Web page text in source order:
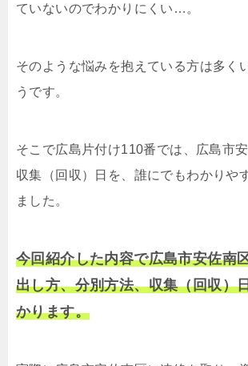
ていないのでわかりにくい…。
そのような悩みを抱えている方は多く
うです。
そこで広島片付け110番では、広島市
収集（回収）日を、誰にでもわかりや
ました。
今回紹介した内容で広島市安佐南
出し方、分別方法、収集（回収）
かります。